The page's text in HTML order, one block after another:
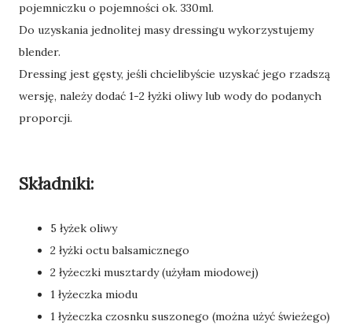
pojemniczku o pojemności ok. 330ml.
Do uzyskania jednolitej masy dressingu wykorzystujemy
blender.
Dressing jest gęsty, jeśli chcielibyście uzyskać jego rzadszą
wersję, należy dodać 1-2 łyżki oliwy lub wody do podanych
proporcji.
Składniki:
5 łyżek oliwy
2 łyżki octu balsamicznego
2 łyżeczki musztardy (użyłam miodowej)
1 łyżeczka miodu
1 łyżeczka czosnku suszonego (można użyć świeżego)